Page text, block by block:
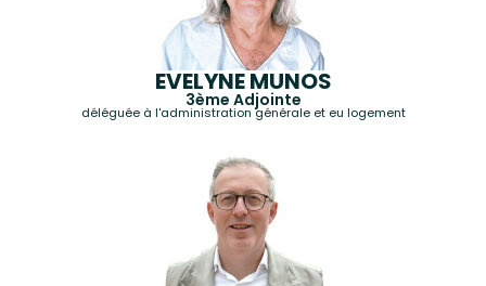
EVELYNE MUNOS
3ème Adjointe
déléguée à l'administration générale et eu logement